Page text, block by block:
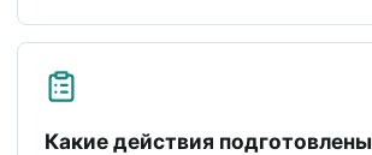
Какие действия подготовлены